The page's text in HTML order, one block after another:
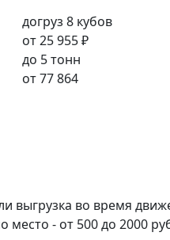
догруз 8 кубов
от25 955 ₽
до 5 тонн
от77 864
выгрузка во время
место - от 500 до 2000